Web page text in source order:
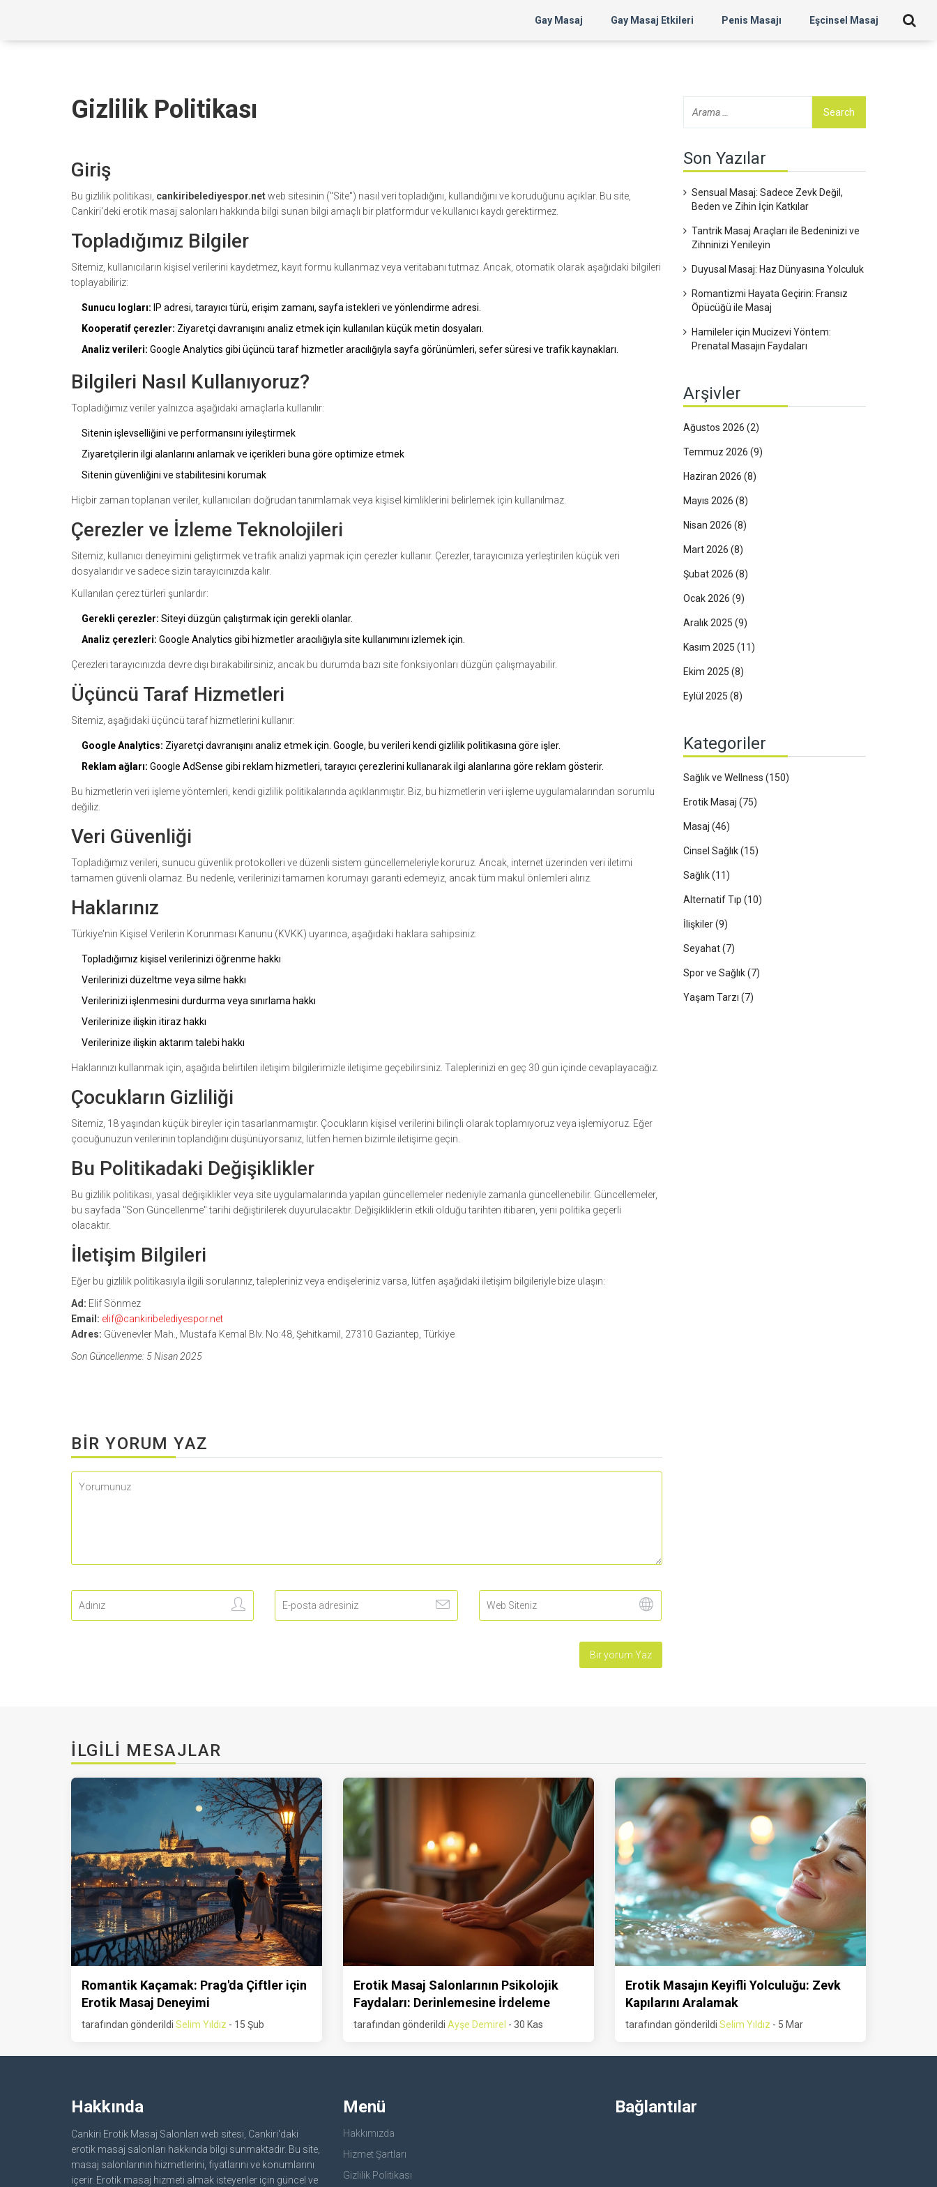
Gay Masaj Gay Masaj Etkileri Penis Masajı Eşcinsel Masaj
Gizlilik Politikası
Giriş
Bu gizlilik politikası, cankiribelediyespor.netweb sitesinin ("Site") nasıl veri topladığını, kullandığını ve koruduğunu açıklar. Bu site,
Cankiri'deki erotik masaj salonları hakkında bilgi sunan bilgi amaçlı bir platformdur ve kullanıcı kaydı gerektirmez.
Topladığımız Bilgiler
Sitemiz, kullanıcıların kişisel verilerini kaydetmez, kayıt formu kullanmaz veya veritabanı tutmaz. Ancak, otomatik olarak aşağıdaki bilgileri
toplayabiliriz:
Sunucu logları: IP adresi, tarayıcı türü, erişim zamanı, sayfa istekleri ve yönlendirme adresi.
Kooperatif çerezler: Ziyaretçi davranışını analiz etmek için kullanılan küçük metin dosyaları.
Analiz verileri: Google Analytics gibi üçüncü taraf hizmetler aracılığıyla sayfa görünümleri, sefer süresi ve trafik kaynakları.
Bilgileri Nasıl Kullanıyoruz?
Topladığımız veriler yalnızca aşağıdaki amaçlarla kullanılır:
Sitenin işlevselliğini ve performansını iyileştirmek
Ziyaretçilerin ilgi alanlarını anlamak ve içerikleri buna göre optimize etmek
Sitenin güvenliğini ve stabilitesini korumak
Hiçbir zaman toplanan veriler, kullanıcıları doğrudan tanımlamak veya kişisel kimliklerini belirlemek için kullanılmaz.
Çerezler ve İzleme Teknolojileri
Sitemiz, kullanıcı deneyimini geliştirmek ve trafik analizi yapmak için çerezler kullanır. Çerezler, tarayıcınıza yerleştirilen küçük veri
dosyalarıdır ve sadece sizin tarayıcınızda kalır.
Kullanılan çerez türleri şunlardır:
Gerekli çerezler: Siteyi düzgün çalıştırmak için gerekli olanlar.
Analiz çerezleri: Google Analytics gibi hizmetler aracılığıyla site kullanımını izlemek için.
Çerezleri tarayıcınızda devre dışı bırakabilirsiniz, ancak bu durumda bazı site fonksiyonları düzgün çalışmayabilir.
Üçüncü Taraf Hizmetleri
Sitemiz, aşağıdaki üçüncü taraf hizmetlerini kullanır:
Google Analytics: Ziyaretçi davranışını analiz etmek için. Google, bu verileri kendi gizlilik politikasına göre işler.
Reklam ağları: Google AdSense gibi reklam hizmetleri, tarayıcı çerezlerini kullanarak ilgi alanlarına göre reklam gösterir.
Bu hizmetlerin veri işleme yöntemleri, kendi gizlilik politikalarında açıklanmıştır. Biz, bu hizmetlerin veri işleme uygulamalarından sorumlu
değiliz.
Veri Güvenliği
Topladığımız verileri, sunucu güvenlik protokolleri ve düzenli sistem güncellemeleriyle koruruz. Ancak, internet üzerinden veri iletimi
tamamen güvenli olamaz. Bu nedenle, verilerinizi tamamen korumayı garanti edemeyiz, ancak tüm makul önlemleri alırız.
Haklarınız
Türkiye'nin Kişisel Verilerin Korunması Kanunu (KVKK) uyarınca, aşağıdaki haklara sahipsiniz:
Topladığımız kişisel verilerinizi öğrenme hakkı
Verilerinizi düzeltme veya silme hakkı
Verilerinizi işlenmesini durdurma veya sınırlama hakkı
Verilerinize ilişkin itiraz hakkı
Verilerinize ilişkin aktarım talebi hakkı
Haklarınızı kullanmak için, aşağıda belirtilen iletişim bilgilerimizle iletişime geçebilirsiniz. Taleplerinizi en geç 30 gün içinde cevaplayacağız.
Çocukların Gizliliği
Sitemiz, 18 yaşından küçük bireyler için tasarlanmamıştır. Çocukların kişisel verilerini bilinçli olarak toplamıyoruz veya işlemiyoruz. Eğer
çocuğunuzun verilerinin toplandığını düşünüyorsanız, lütfen hemen bizimle iletişime geçin.
Bu Politikadaki Değişiklikler
Bu gizlilik politikası, yasal değişiklikler veya site uygulamalarında yapılan güncellemeler nedeniyle zamanla güncellenebilir. Güncellemeler,
bu sayfada "Son Güncellenme" tarihi değiştirilerek duyurulacaktır. Değişikliklerin etkili olduğu tarihten itibaren, yeni politika geçerli
olacaktır.
İletişim Bilgileri
Eğer bu gizlilik politikasıyla ilgili sorularınız, talepleriniz veya endişeleriniz varsa, lütfen aşağıdaki iletişim bilgileriyle bize ulaşın:
Ad: Elif Sönmez
Email: elif@cankiribelediyespor.net
Adres: Güvenevler Mah., Mustafa Kemal Blv. No:48, Şehitkamil, 27310 Gaziantep, Türkiye
Son Güncellenme: 5 Nisan 2025
BIR YORUM YAZ
Son Yazılar
Sensual Masaj: Sadece Zevk Değil,
Beden ve Zihin İçin Katkılar
Tantrik Masaj Araçları ile Bedeninizi ve
Zihninizi Yenileyin
Duyusal Masaj: Haz Dünyasına Yolculuk
Romantizmi Hayata Geçirin: Fransız
Öpücüğü ile Masaj
Hamileler için Mucizevi Yöntem:
Prenatal Masajın Faydaları
Arşivler
Ağustos 2026 (2)
Temmuz 2026 (9)
Haziran 2026 (8)
Mayıs 2026 (8)
Nisan 2026 (8)
Mart 2026 (8)
Şubat 2026 (8)
Ocak 2026 (9)
Aralık 2025 (9)
Kasım 2025 (11)
Ekim 2025 (8)
Eylül 2025 (8)
Kategoriler
Sağlık ve Wellness (150)
Erotik Masaj (75)
Masaj (46)
Cinsel Sağlık(15)
Sağlık(11)
Alternatif Tıp (10)
İlişkiler(9)
Seyahat(7)
Spor ve Sağlık(7)
Yaşam Tarzı (7)
İLGILI MESAJLAR
Romantik Kaçamak: Prag'da Çiftler için
Erotik Masaj Deneyimi
tarafından gönderildi Selim Yıldız - 15 Şub
Erotik Masaj Salonlarının Psikolojik
Faydaları: Derinlemesine İrdeleme
tarafından gönderildi Ayşe Demirel - 30 Kas
Erotik Masajın Keyifli Yolculuğu: Zevk
Kapılarını Aralamak
tarafından gönderildi Selim Yıldız - 5 Mar
Hakkında
Cankiri Erotik Masaj Salonları web sitesi, Cankiri'daki
erotik masaj salonları hakkında bilgi sunmaktadır. Bu site,
masaj salonlarının hizmetlerini, fiyatlarını ve konumlarını
içerir. Erotik masaj hizmeti almak isteyenler için güncel ve
Menü
Hakkımızda
Hizmet Şartları
Gizlilik Politikası
Bağlantılar